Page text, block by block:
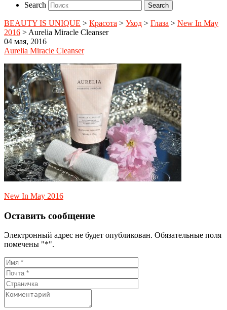
Search
BEAUTY IS UNIQUE > Красота > Уход > Глаза > New In May
2016 > Aurelia Miracle Cleanser
04 мая, 2016
Aurelia Miracle Cleanser
New In May 2016
Оставить сообщение
Электронный адрес не будет опубликован. Обязательные поля
помечены "*".